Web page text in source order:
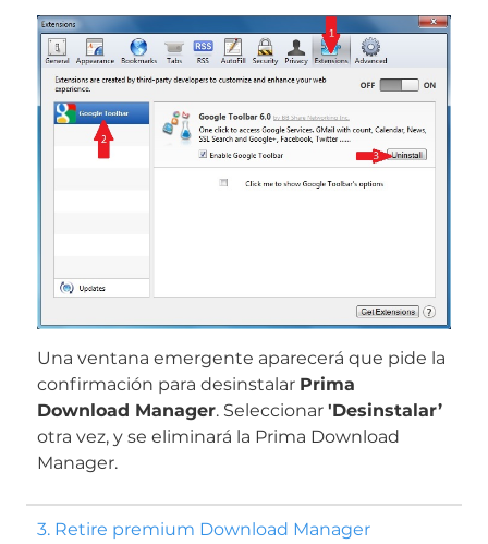
Una ventana emergente aparecerá que pide la
confirmación para desinstalar Prima
Download Manager. Seleccionar 'Desinstalar’
otra vez, y se eliminará la Prima Download
Manager.
3. Retire premium Download Manager